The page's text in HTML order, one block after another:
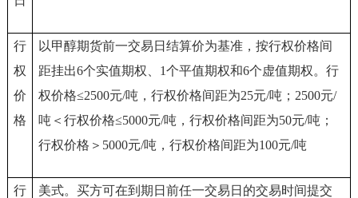
行
权
价
格
以甲醇期货前一交易日结算价为基准，按行权价格间
距挂出6个实值期权、1个平值期权和6个虚值期权。行
权价格≤2500元/吨，行权价格间距为25元/吨；2500元/
吨＜行权价格≤5000元/吨，行权价格间距为50元/吨；
行权价格＞5000元/吨，行权价格间距为100元/吨
行
美式。买方可在到期日前任一交易日的交易时间提交